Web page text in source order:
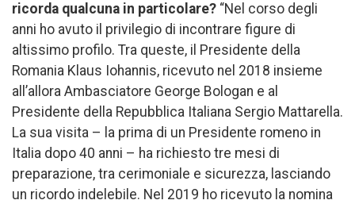
ricorda qualcuna in particolare? “Nel corso degli
anni ho avuto il privilegio di incontrare figure di
altissimo profilo. Tra queste, il Presidente della
Romania Klaus Iohannis, ricevuto nel 2018 insieme
all’allora Ambasciatore George Bologan e al
Presidente della Repubblica Italiana Sergio Mattarella.
La sua visita – la prima di un Presidente romeno in
Italia dopo 40 anni – ha richiesto tre mesi di
preparazione, tra cerimoniale e sicurezza, lasciando
un ricordo indelebile. Nel 2019 ho ricevuto la nomina